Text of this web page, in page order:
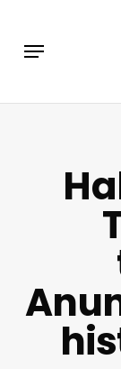
main
Menu